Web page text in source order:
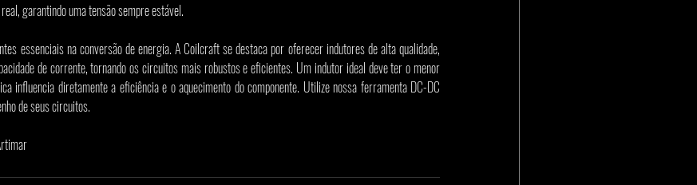
garantindo uma tensão sempre estável.
essenciais na conversão de energia. A Coilcraft se destaca por oferecer indutores de alta qualidade,
de corrente, tornando os circuitos mais robustos e eficientes. Um indutor ideal deve ter o menor
influencia diretamente a eficiência e o aquecimento do componente. Utilize nossa ferramenta DC-DC
de seus circuitos.